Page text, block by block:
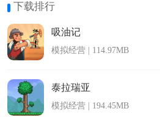
下载排行
吸油记
模拟经营 | 114.97MB
泰拉瑞亚
模拟经营 | 194.45MB